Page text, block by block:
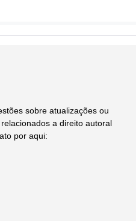
sobre atualizações ou
a direito autoral
por aqui: